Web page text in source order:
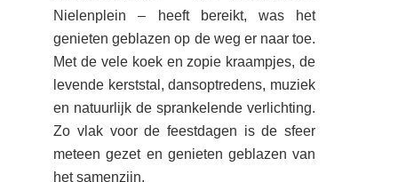
Nielenplein – heeft bereikt, was het
genieten geblazen op de weg er naar toe.
Met de vele koek en zopie kraampjes, de
levende kerststal, dansoptredens, muziek
en natuurlijk de sprankelende verlichting.
Zo vlak voor de feestdagen is de sfeer
meteen gezet en genieten geblazen van
het samenzijn.